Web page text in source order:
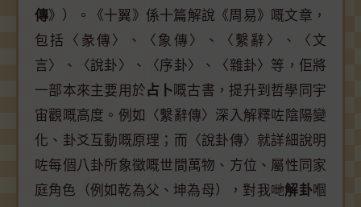
傳》）。《十翼》係十篇解說《周易》嘅文章，
包括〈彖傳〉、〈象傳〉、〈繫辭〉、〈文
言〉、〈說卦〉、〈序卦〉、〈雜卦〉等，佢將
一部本來主要用於占卜嘅古書，提升到哲學同宇
宙觀嘅高度。例如〈繫辭傳〉深入解釋咗陰陽變
化、卦爻互動嘅原理；而〈說卦傳〉就詳細說明
咗每個八卦所象徵嘅世間萬物、方位、屬性同家
庭角色（例如乾為父、坤為母），對我哋解卦嗰